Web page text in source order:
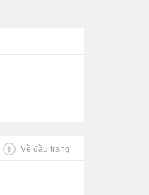
Về đầu trang